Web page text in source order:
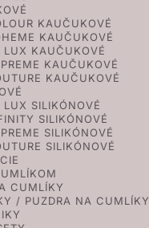
KAUČUKOVÉ
KAUČUKOVÉ
LUX KAUČUKOVÉ
KAUČUKOVÉ
KAUČUKOVÉ
LUX SILIKÓNOVÉ
SILIKÓNOVÉ
SILIKÓNOVÉ
SILIKÓNOVÉ
CUMLÍKY
/ PUZDRA NA CUMLÍKY